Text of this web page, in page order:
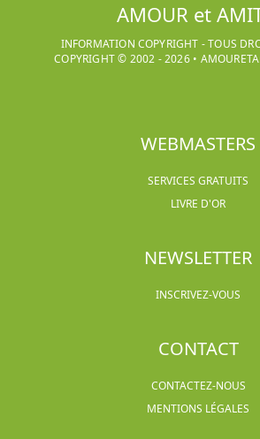
AMOUR et
INFORMATION COPYRIGHT - TOUS
COPYRIGHT © 2002 -2026•
WEBMASTERS
SERVICES GRATUITS
LIVRE D'OR
NEWSLETTER
INSCRIVEZ-VOUS
CONTACT
CONTACTEZ-NOUS
MENTIONS LÉGALES